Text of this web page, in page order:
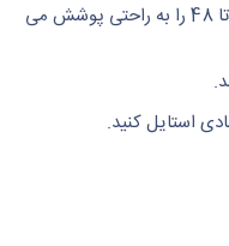
این وست فری سایز بوده و از سایز 36 تا 48 را به راحتی پوشش می
استایل کنید.